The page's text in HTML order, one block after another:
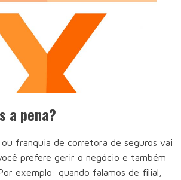
a pena?
franquia de corretora de seguros vai
prefere gerir o negócio e também
exemplo: quando falamos de filial,